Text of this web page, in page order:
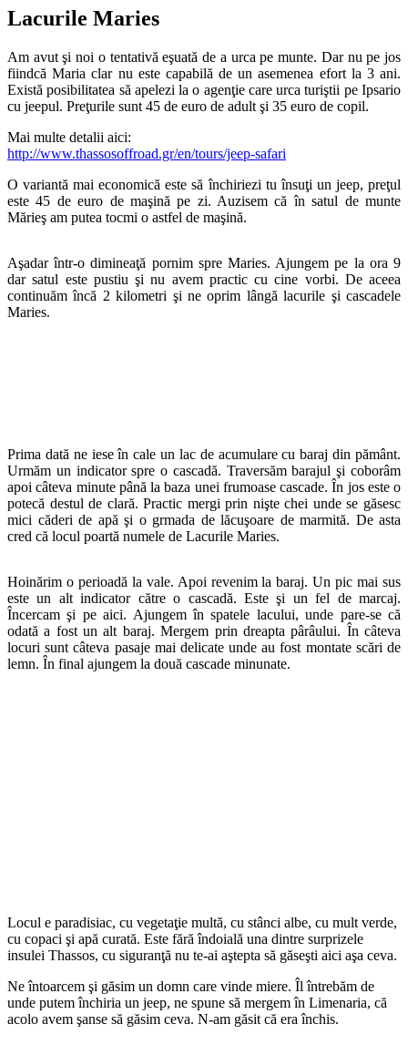
Lacurile Maries
Am avut şi noi o tentativă eşuată de a urca pe munte. Dar nu pe jos
fiindcă Maria clar nu este capabilă de un asemenea efort la 3 ani.
Există posibilitatea să apelezi la o agenţie care urca turiştii pe Ipsario
cu jeepul. Preţurile sunt 45 de euro de adult şi 35 euro de copil.
Mai multe detalii aici:
http://www.thassosoffroad.gr/en/tours/jeep-safari
O variantă mai economică este să închiriezi tu însuţi un jeep, preţul
este 45 de euro de maşină pe zi. Auzisem că în satul de munte
Mărieş am putea tocmi o astfel de maşină.
Aşadar într-o dimineaţă pornim spre Maries. Ajungem pe la ora 9
dar satul este pustiu şi nu avem practic cu cine vorbi. De aceea
continuăm încă 2 kilometri şi ne oprim lângă lacurile şi cascadele
Maries.
Prima dată ne iese în cale un lac de acumulare cu baraj din pământ.
Urmăm un indicator spre o cascadă. Traversăm barajul şi coborâm
apoi câteva minute până la baza unei frumoase cascade. În jos este o
potecă destul de clară. Practic mergi prin nişte chei unde se găsesc
mici căderi de apă şi o grmada de lăcuşoare de marmită. De asta
cred că locul poartă numele de Lacurile Maries.
Hoinărim o perioadă la vale. Apoi revenim la baraj. Un pic mai sus
este un alt indicator către o cascadă. Este şi un fel de marcaj.
Încercam şi pe aici. Ajungem în spatele lacului, unde pare-se că
odată a fost un alt baraj. Mergem prin dreapta pârâului. În câteva
locuri sunt câteva pasaje mai delicate unde au fost montate scări de
lemn. În final ajungem la două cascade minunate.
Locul e paradisiac, cu vegetaţie multă, cu stânci albe, cu mult verde,
cu copaci şi apă curată. Este fără îndoială una dintre surprizele
insulei Thassos, cu siguranţă nu te-ai aştepta să găseşti aici aşa ceva.
Ne întoarcem şi găsim un domn care vinde miere. Îl întrebăm de
unde putem închiria un jeep, ne spune să mergem în Limenaria, că
acolo avem şanse să găsim ceva. N-am găsit că era închis.